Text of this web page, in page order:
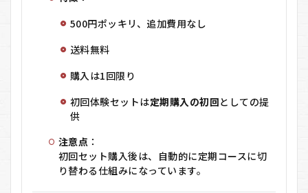
500円ポッキリ、追加費用なし
送料無料
購入は1回限り
初回体験セットは定期購入の初回としての提
供
注意点 ：
初回セット購入後は、自動的に定期コースに切
り替わる仕組みになっています。